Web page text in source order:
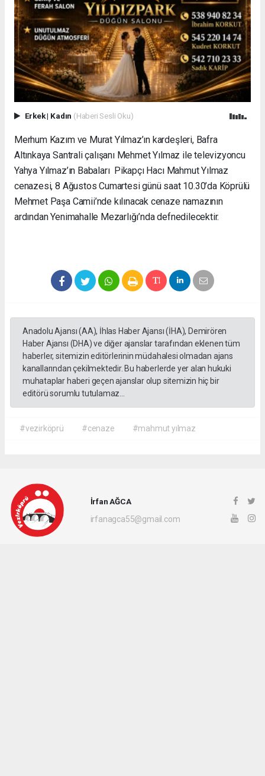
Erkek| Kadın (Haberi Sesli Oku)
Merhum Kazım ve Murat Yılmaz’ın kardeşleri, Bafra
Altınkaya Santrali çalışanı Mehmet Yılmaz ile televizyoncu
Yahya Yılmaz’ın Babaları Pikapçı Hacı Mahmut Yılmaz
cenazesi, 8 Ağustos Cumartesi günü saat 10.30’da Köprülü
Mehmet Paşa Camii’nde kılınacak cenaze namazının
ardından Yenimahalle Mezarlığı’nda defnedilecektir.
Anadolu Ajansı (AA), İhlas Haber Ajansı (İHA), Demirören
Haber Ajansı (DHA) ve diğer ajanslar tarafından eklenen tüm
haberler, sitemizin editörlerinin müdahalesi olmadan ajans
kanallarından çekilmektedir. Bu haberlerde yer alan hukuki
muhataplar haberi geçen ajanslar olup sitemizin hiç bir
editörü sorumlu tutulamaz...
#vezirköprü #cenaze #mahmut yılmaz
İrfan AĞCA
irfanagca55@gmail.com